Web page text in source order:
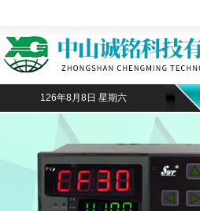
126年8月8日 星期六